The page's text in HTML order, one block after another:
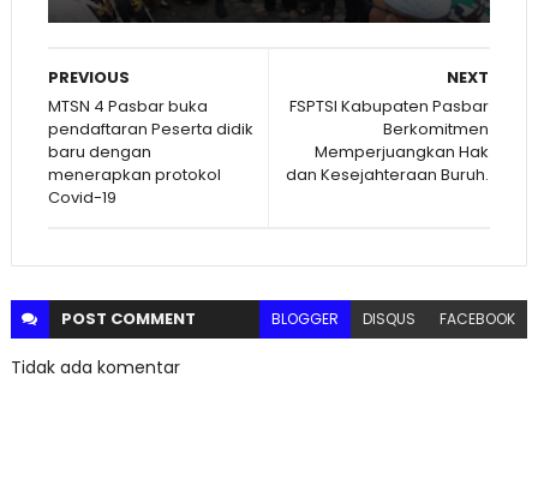
NEXT
FSPTSI Kabupaten Pasbar
Berkomitmen
Memperjuangkan Hak
dan Kesejahteraan Buruh.
PREVIOUS
MTSN 4 Pasbar buka
pendaftaran Peserta didik
baru dengan
menerapkan protokol
Covid-19
POST COMMENT BLOGGER DISQUS FACEBOOK
Tidak ada komentar